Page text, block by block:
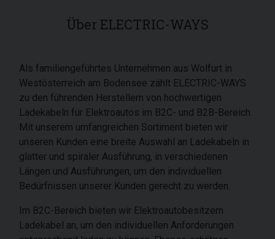
Über ELECTRIC-WAYS
Als familiengeführtes Unternehmen aus Wolfurt in
Westösterreich am Bodensee zählt ELECTRIC-WAYS
zu den führenden Herstellern von hochwertigen
Ladekabeln für Elektroautos im B2C- und B2B-Bereich.
Mit unserem umfangreichen Sortiment bieten wir
unseren Kunden eine breite Auswahl an Ladekabeln in
glatter und spiraler Ausführung, in verschiedenen
Längen und Ausführungen, um den individuellen
Bedürfnissen unserer Kunden gerecht zu werden.
Im B2C-Bereich bieten wir Elektroautobesitzern
Ladekabel an, um den individuellen Anforderungen